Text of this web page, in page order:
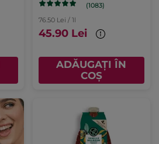
(1083)
76.50 Lei / 1l
45.90 Lei
ADĂUGAȚI ÎN
COȘ